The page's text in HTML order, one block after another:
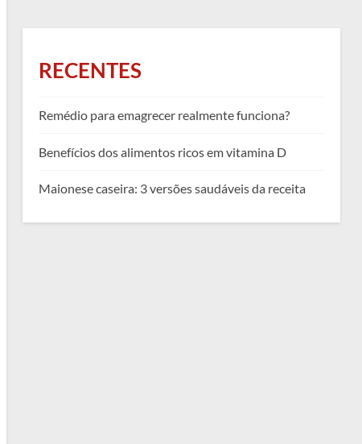
RECENTES
Remédio para emagrecer realmente funciona?
Benefícios dos alimentos ricos em vitamina D
Maionese caseira: 3 versões saudáveis da receita